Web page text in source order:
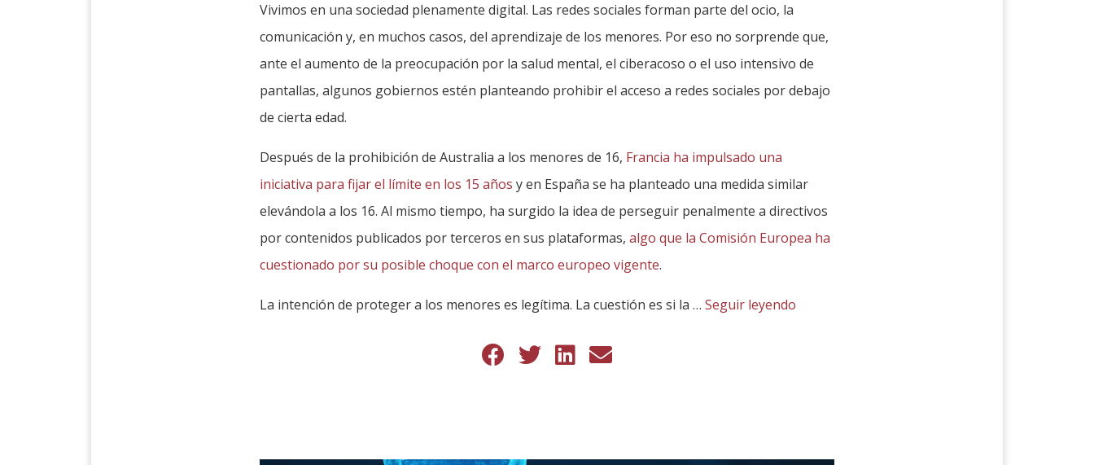
Vivimos en una sociedad plenamente digital. Las redes sociales forman parte del ocio, la
comunicación y, en muchos casos, del aprendizaje de los menores. Por eso no sorprende que,
ante el aumento de la preocupación por la salud mental, el ciberacoso o el uso intensivo de
pantallas, algunos gobiernos estén planteando prohibir el acceso a redes sociales por debajo
de cierta edad.
Después de la prohibición de Australia a los menores de 16, Francia ha impulsado una
iniciativa para fijar el límite en los 15 años y en España se ha planteado una medida similar
elevándola a los 16. Al mismo tiempo, ha surgido la idea de perseguir penalmente a directivos
por contenidos publicados por terceros en sus plataformas,algo que la Comisión Europea ha
cuestionado por su posible choque con el marco europeo vigente.
La intención de proteger a los menores es legítima. La cuestión es si la …Seguir leyendo